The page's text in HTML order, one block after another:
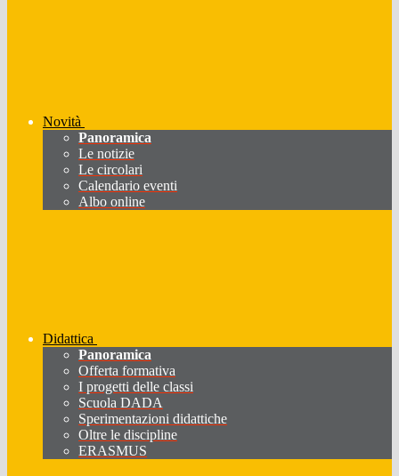
Novità
Panoramica
Le notizie
Le circolari
Calendario eventi
Albo online
Didattica
Panoramica
Offerta formativa
I progetti delle classi
Scuola DADA
Sperimentazioni didattiche
Oltre le discipline
ERASMUS